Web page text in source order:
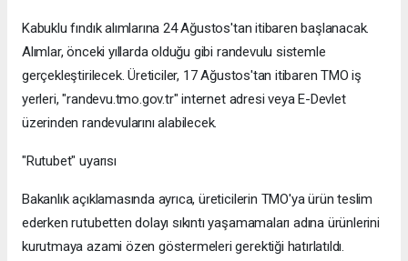
Kabuklu fındık alımlarına 24 Ağustos'tan itibaren başlanacak.
Alımlar, önceki yıllarda olduğu gibi randevulu sistemle
gerçekleştirilecek. Üreticiler, 17 Ağustos'tan itibaren TMO iş
yerleri, "randevu.tmo.gov.tr" internet adresi veya E-Devlet
üzerinden randevularını alabilecek.
"Rutubet" uyarısı
Bakanlık açıklamasında ayrıca, üreticilerin TMO'ya ürün teslim
ederken rutubetten dolayı sıkıntı yaşamamaları adına ürünlerini
kurutmaya azami özen göstermeleri gerektiği hatırlatıldı.